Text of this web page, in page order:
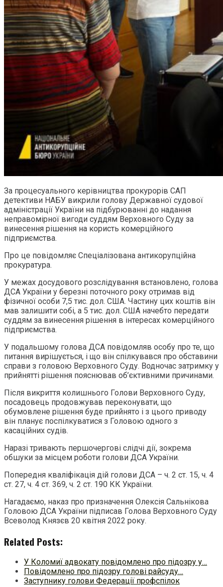
За процесуального керівництва прокурорів САП
детективи НАБУ викрили голову Державної судової
адміністрації України на підбурюванні до надання
неправомірної вигоди суддям Верховного Суду за
винесення рішення на користь комерційного
підприємства.
Про це повідомляє Спеціалізована антикорупційна
прокуратура.
У межах досудового розслідування встановлено, голова
ДСА України у березні поточного року отримав від
фізичної особи 7,5 тис. дол. США. Частину цих коштів він
мав залишити собі, а 5 тис. дол. США начебто передати
суддям за винесення рішення в інтересах комерційного
підприємства.
У подальшому голова ДСА повідомляв особу про те, що
питання вирішується, і що він спілкувався про обставини
справи з головою Верховного Суду. Водночас затримку у
прийнятті рішення пояснював об’єктивними причинами.
Після викриття колишнього Голови Верховного Суду,
посадовець продовжував переконувати, що
обумовлене рішення буде прийнято і з цього приводу
він планує поспілкуватися з Головою одного з
касаційних судів.
Наразі тривають першочергові слідчі дії, зокрема
обшуки за місцем роботи голови ДСА України.
Попередня кваліфікація дій голови ДСА – ч. 2 ст. 15, ч. 4
ст. 27, ч. 4 ст. 369, ч. 2 ст. 190 КК України.
Нагадаємо, наказ про призначення Олексія Сальнікова
Головою ДСА України підписав Голова Верховного Суду
Всеволод Князєв 20 квітня 2022 року.
Related Posts:
У Коломиї адвокату повідомлено про підозру у…
Повідомлено про підозру голові райсуду…
Заступнику голови Федерації профспілок